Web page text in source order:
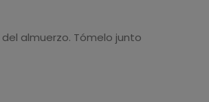
almuerzo. Tómelo junto